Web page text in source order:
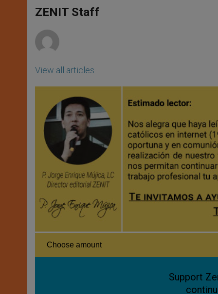
p
p
g
e
o
k
ZENIT Staff
View all articles